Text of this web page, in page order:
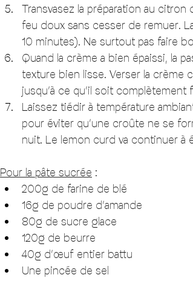
Transvasez la préparation au
feu doux sans cesser de remuer.
10 minutes). Ne surtout pas faire
Quand la crème a bien épaissi, la
texture bien lisse. Verser la crème
jusqu’à ce qu’il soit
Laissez tiédir à température
pour éviter qu’une croûte ne se
nuit. Le lemon curd va continuer à
Pour la pâte sucrée :
200g de farine de blé
16g de poudre d’amande
80g de sucre glace
120g de beurre
40g d’œuf entier battu
Une pincée de sel